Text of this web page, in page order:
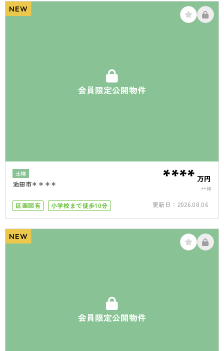
会員限定公開物件
NEW
土地
池田市＊＊＊＊ **** 万円
**坪
区画図有 小学校まで徒歩10分 更新日： 2026.08.06
会員限定公開物件
NEW